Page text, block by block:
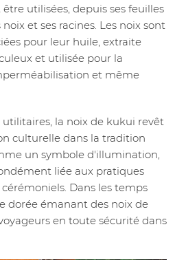
utilisées, depuis ses feuilles
et ses racines. Les noix sont
pour leur huile, extraite
et utilisée pour la
et même
la noix de kukui revêt
culturelle dans la tradition
un symbole d'illumination,
liée aux pratiques
Dans les temps
dorée émanant des noix de
en toute sécurité dans